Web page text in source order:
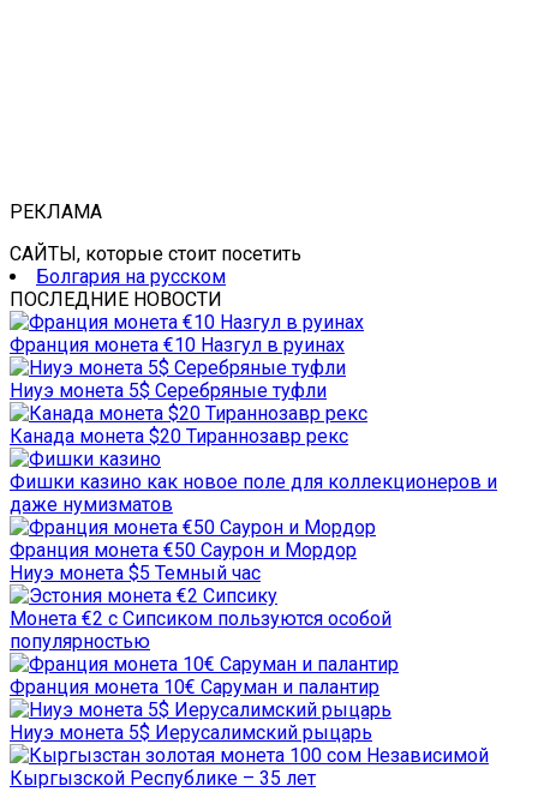
РЕКЛАМА
САЙТЫ, которые стоит посетить
Болгария на русском
ПОСЛЕДНИЕ НОВОСТИ
Франция монета €10 Назгул в руинах
Ниуэ монета 5$ Серебряные туфли
Канада монета $20 Тираннозавр рекс
Фишки казино как новое поле для коллекционеров и
даже нумизматов
Франция монета €50 Саурон и Мордор
Ниуэ монета $5 Темный час
Монета €2 с Сипсиком пользуются особой
популярностью
Франция монета 10€ Саруман и палантир
Ниуэ монета 5$ Иерусалимский рыцарь